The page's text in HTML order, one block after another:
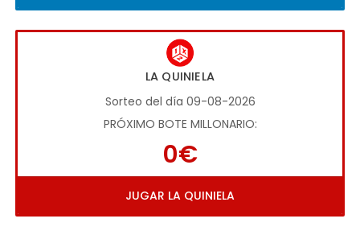
LA QUINIELA
Sorteo del día 09-08-2026
PRÓXIMO BOTE MILLONARIO:
0€
JUGAR LA QUINIELA